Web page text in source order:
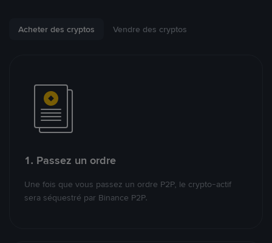
Acheter des cryptos Vendre des cryptos
1. Passez un ordre
Une fois que vous passez un ordre P2P, le crypto-actif
sera séquestré par Binance P2P.